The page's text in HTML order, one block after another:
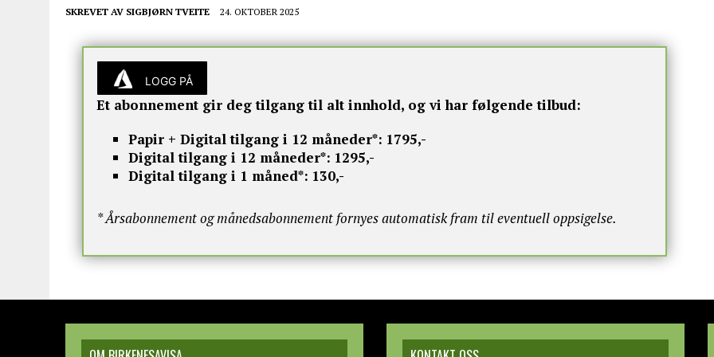
SKREVET AV SIGBJØRN TVEITE 24. OKTOBER 2025
LOGG PÅ
Et abonnement gir deg tilgang til alt innhold, og vi har følgende tilbud:
Papir + Digital tilgang i 12 måneder*: 1795,-
Digital tilgang i 12 måneder*: 1295,-
Digital tilgang i 1 måned*: 130,-
* Årsabonnement og månedsabonnement fornyes automatisk fram til eventuell oppsigelse.